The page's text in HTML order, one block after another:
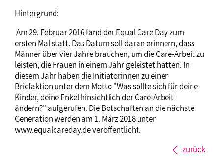
Hintergrund:
Am 29. Februar 2016 fand der Equal Care Day zum
ersten Mal statt. Das Datum soll daran erinnern, dass
Männer über vier Jahre brauchen, um die Care-Arbeit zu
leisten, die Frauen in einem Jahr geleistet hatten. In
diesem Jahr haben die Initiatorinnen zu einer
Briefaktion unter dem Motto "Was sollte sich für deine
Kinder, deine Enkel hinsichtlich der Care-Arbeit
ändern?" aufgerufen. Die Botschaften an die nächste
Generation werden am 1. März 2018 unter
www.equalcareday.de veröffentlicht.
zurück